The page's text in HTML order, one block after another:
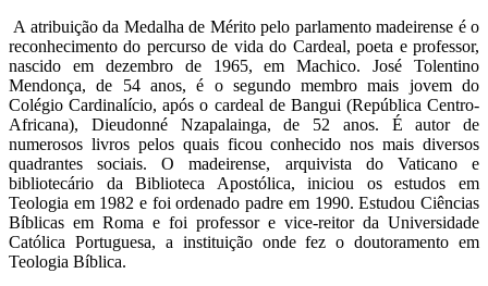
A atribuição da Medalha de Mérito pelo parlamento madeirense é o
reconhecimento do percurso de vida do Cardeal, poeta e professor,
nascido em dezembro de 1965, em Machico. José Tolentino
Mendonça, de 54 anos, é o segundo membro mais jovem do
Colégio Cardinalício, após o cardeal de Bangui (República Centro-
Africana), Dieudonné Nzapalainga, de 52 anos. É autor de
numerosos livros pelos quais ficou conhecido nos mais diversos
quadrantes sociais. O madeirense, arquivista do Vaticano e
bibliotecário da Biblioteca Apostólica, iniciou os estudos em
Teologia em 1982 e foi ordenado padre em 1990. Estudou Ciências
Bíblicas em Roma e foi professor e vice-reitor da Universidade
Católica Portuguesa, a instituição onde fez o doutoramento em
Teologia Bíblica.